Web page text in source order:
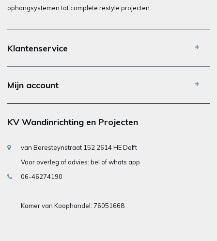
ophangsystemen tot complete restyle projecten.
Klantenservice
Mijn account
KV Wandinrichting en Projecten
van Beresteynstraat 152 2614 HE Delft
Voor overleg of advies: bel of whats app
06-46274190
Kamer van Koophandel: 76051668